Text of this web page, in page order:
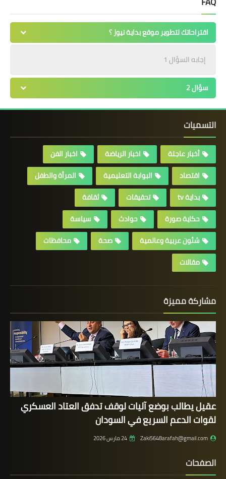
اقتراحاتك لتطوير موقع بداية نيوز ؟
إجابه السؤال 1
سؤال 2
التسميات
أخبار عاجلة اخبار الرياضة
اخبار الفن
اقتصاد
البوابة التعليمية
المرأة والطفل
بداية tv
تحقيقات
ثقافة
حكاية صورة
حوادث
سياسة
شئون عربية وعالمية
صحة
محافظات
مقالات
مشاركة مميزة
عقيل يطالب بوضع آليات لوقف تدفق العتاد العسكري
لقوات الدعم السريع في السودان
Zaki5648arafah@gmail.com 24 مارس 2026
الصفحات